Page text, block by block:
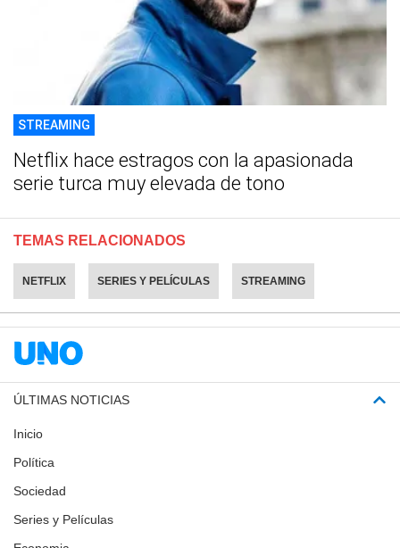
STREAMING
Netflix hace estragos con la apasionada
serie turca muy elevada de tono
TEMAS RELACIONADOS
NETFLIX SERIES Y PELÍCULAS STREAMING
ÚLTIMAS NOTICIAS
Inicio
Política
Sociedad
Series y Películas